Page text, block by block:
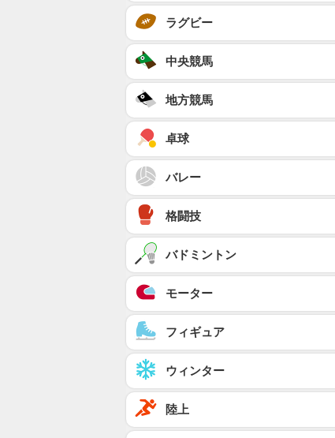
ラグビー
中央競馬
地方競馬
卓球
バレー
格闘技
バドミントン
モーター
フィギュア
ウィンター
陸上